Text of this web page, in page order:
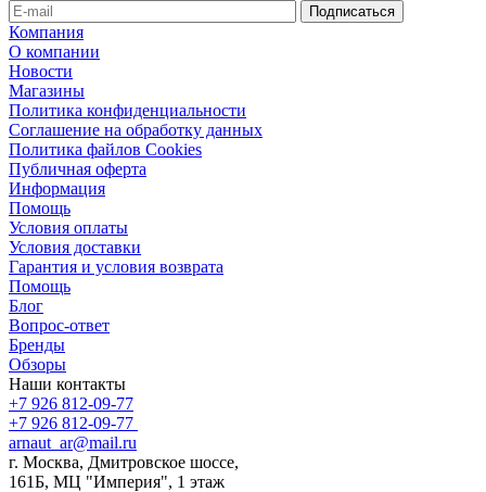
Компания
О компании
Новости
Магазины
Политика конфиденциальности
Соглашение на обработку данных
Политика файлов Cookies
Публичная оферта
Информация
Помощь
Условия оплаты
Условия доставки
Гарантия и условия возврата
Помощь
Блог
Вопрос-ответ
Бренды
Обзоры
Наши контакты
+7 926 812-09-77
+7 926 812-09-77
arnaut_ar@mail.ru
г. Москва, Дмитровское шоссе,
161Б, МЦ "Империя", 1 этаж